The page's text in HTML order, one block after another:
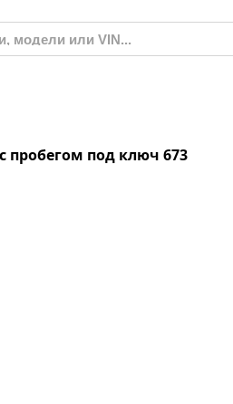
пробегом под ключ 673